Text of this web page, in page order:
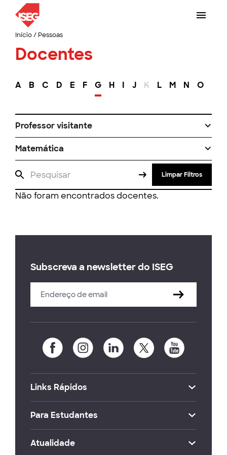
Início/ Pessoas
Docentes
A B C D E F G H I J K L M N O
Professor visitante
Matemática
Limpar Filtros
Não foram encontrados docentes.
Subscreva a newsletter do ISEG
Links Rápidos
Para Estudantes
Atualidade